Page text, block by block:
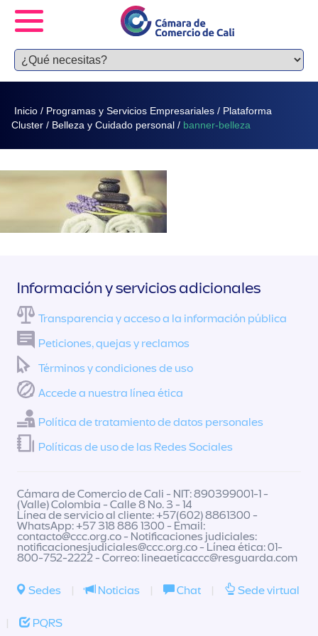
Inicio / Programas y Servicios Empresariales / Plataforma
Cluster / Belleza y Cuidado personal / banner-belleza
Información y servicios adicionales
Transparencia y acceso a la información pública
Peticiones, quejas y reclamos
Términos y condiciones de uso
Accede a nuestra línea ética
Política de tratamiento de datos personales
Políticas de uso de las Redes Sociales
Cámara de Comercio de Cali - NIT: 890399001-1 -
(Valle) Colombia - Calle 8 No. 3 - 14
Línea de servicio al cliente: +57(602) 8861300 -
WhatsApp: +57 318 886 1300 - Email:
contacto@ccc.org.co- Notificaciones judiciales:
notificacionesjudiciales@ccc.org.co- Línea ética: 01-
800-752-2222 - Correo: lineaeticaccc@resguarda.com
Sedes | Noticias | Chat | Sede virtual
| PQRS